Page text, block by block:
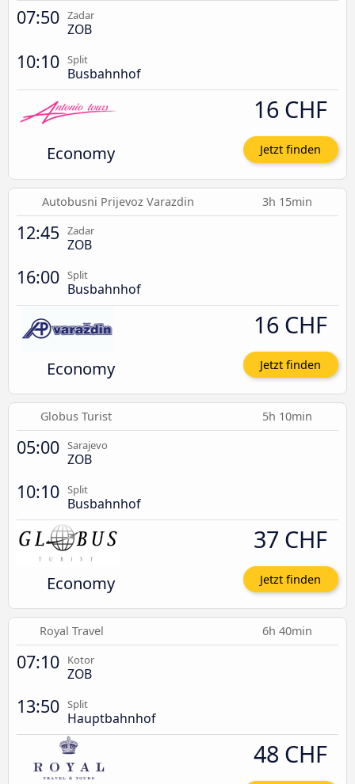
07:50 Zadar
ZOB
10:10 Split
Busbahnhof
Economy
16 CHF
Jetzt finden
Autobusni Prijevoz Varazdin 3h 15min
12:45 Zadar
ZOB
16:00 Split
Busbahnhof
Economy
16 CHF
Jetzt finden
Globus Turist 5h 10min
05:00 Sarajevo
ZOB
10:10 Split
Busbahnhof
Economy
37 CHF
Jetzt finden
Royal Travel 6h 40min
07:10 Kotor
ZOB
13:50 Split
Hauptbahnhof
48 CHF